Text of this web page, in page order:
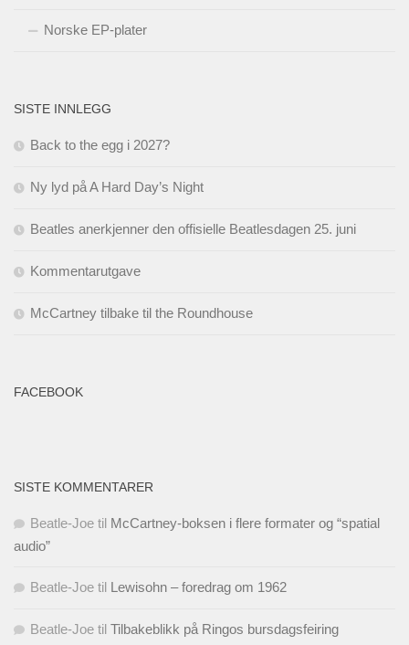
Norske EP-plater
SISTE INNLEGG
Back to the egg i 2027?
Ny lyd på A Hard Day’s Night
Beatles anerkjenner den offisielle Beatlesdagen 25. juni
Kommentarutgave
McCartney tilbake til the Roundhouse
FACEBOOK
SISTE KOMMENTARER
Beatle-Joe til McCartney-boksen i flere formater og “spatial
audio”
Beatle-Joe til Lewisohn – foredrag om 1962
Beatle-Joe til Tilbakeblikk på Ringos bursdagsfeiring